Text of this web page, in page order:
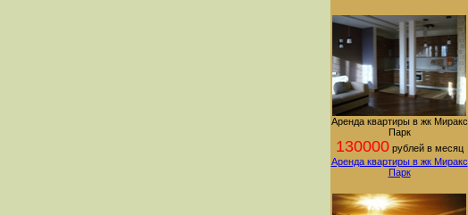
Аренда квартиры в жк Миракс
Парк
130000рублей в месяц
Аренда квартиры в жк Миракс
Парк